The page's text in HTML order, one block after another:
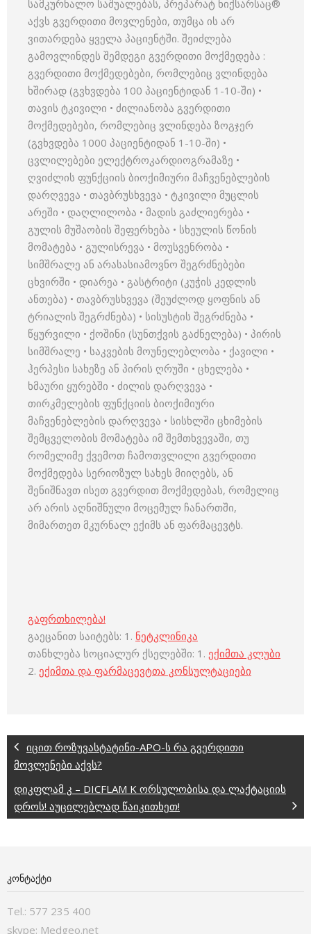
სამკურნალო საშუალებას, პრეპარატ ნიქსარსაც®
აქვს გვერდითი მოვლენები, თუმცა ის არ
ვითარდება ყველა პაციენტში. შეიძლება
გამოვლინდეს შემდეგი გვერდითი მოქმედება :
გვერდითი მოქმედებები, რომლებიც ვლინდება
ხშირად (გვხვდება 100 პაციენტიდან 1-10-ში) •
თავის ტკივილი • ძილიანობა გვერდითი
მოქმედებები, რომლებიც ვლინდება ზოგჯერ
(გვხვდება 1000 პაციენტიდან 1-10-ში) •
ცვლილებები ელექტროკარდიოგრამაზე •
ღვიძლის ფუნქციის ბიოქიმიური მაჩვენებლების
დარღვევა • თავბრუსხვევა • ტკივილი მუცლის
არეში • დაღლილობა • მადის გაძლიერება •
გულის მუშაობის შეფერხება • სხეულის წონის
მომატება • გულისრევა • მოუსვენრობა •
სიმშრალე ან არასასიამოვნო შეგრძნებები
ცხვირში • დიარეა • გასტრიტი (კუჭის კედლის
ანთება) • თავბრუსხვევა (შეუძლოდ ყოფნის ან
ტრიალის შეგრძნება) • სისუსტის შეგრძნება •
წყურვილი • ქოშინი (სუნთქვის გაძნელება) • პირის
სიმშრალე • საკვების მოუნელებლობა • ქავილი •
ჰერპესი სახეზე ან პირის ღრუში • ცხელება •
ხმაური ყურებში • ძილის დარღვევა •
თირკმელების ფუნქციის ბიოქიმიური
მაჩვენებლების დარღვევა • სისხლში ცხიმების
შემცველობის მომატება იმ შემთხვევაში, თუ
რომელიმე ქვემოთ ჩამოთვლილი გვერდითი
მოქმედება სერიოზულ სახეს მიიღებს, ან
შენიშნავთ ისეთ გვერდით მოქმედებას, რომელიც
არ არის აღნიშნული მოცემულ ჩანართში,
მიმართეთ მკურნალ ექიმს ან ფარმაცევტს.
გაფრთხილება!
გაეცანით საიტებს: 1. ნეტკლინიკა
თანხლება სოციალურ ქსელებში: 1. ექიმთა კლუბი
2. ექიმთა და ფარმაცევტთა კონსულტაციები
იცით როზუვასტატინი-APO-ს რა გვერდითი
მოვლენები აქვს?
დიკფლამ კ – DICFLAM K ორსულობისა და ლაქტაციის
დროს! აუცილებლად წაიკითხეთ!
ᲙᲝᲜᲢᲐᲥᲢᲘ
Tel.: 577 235 400
skype: Medgeo.net